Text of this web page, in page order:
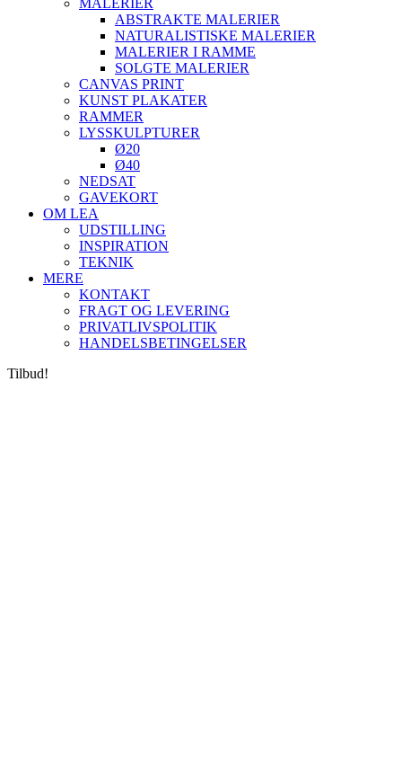
MALERIER
ABSTRAKTE MALERIER
NATURALISTISKE MALERIER
MALERIER I RAMME
SOLGTE MALERIER
CANVAS PRINT
KUNST PLAKATER
RAMMER
LYSSKULPTURER
Ø20
Ø40
NEDSAT
GAVEKORT
OM LEA
UDSTILLING
INSPIRATION
TEKNIK
MERE
KONTAKT
FRAGT OG LEVERING
PRIVATLIVSPOLITIK
HANDELSBETINGELSER
Tilbud!